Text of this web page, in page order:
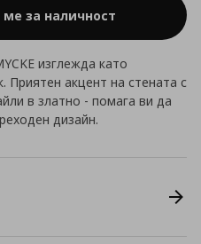
за наличност
изглежда като
акцент на стената с
в златно - помага ви да
дизайн.